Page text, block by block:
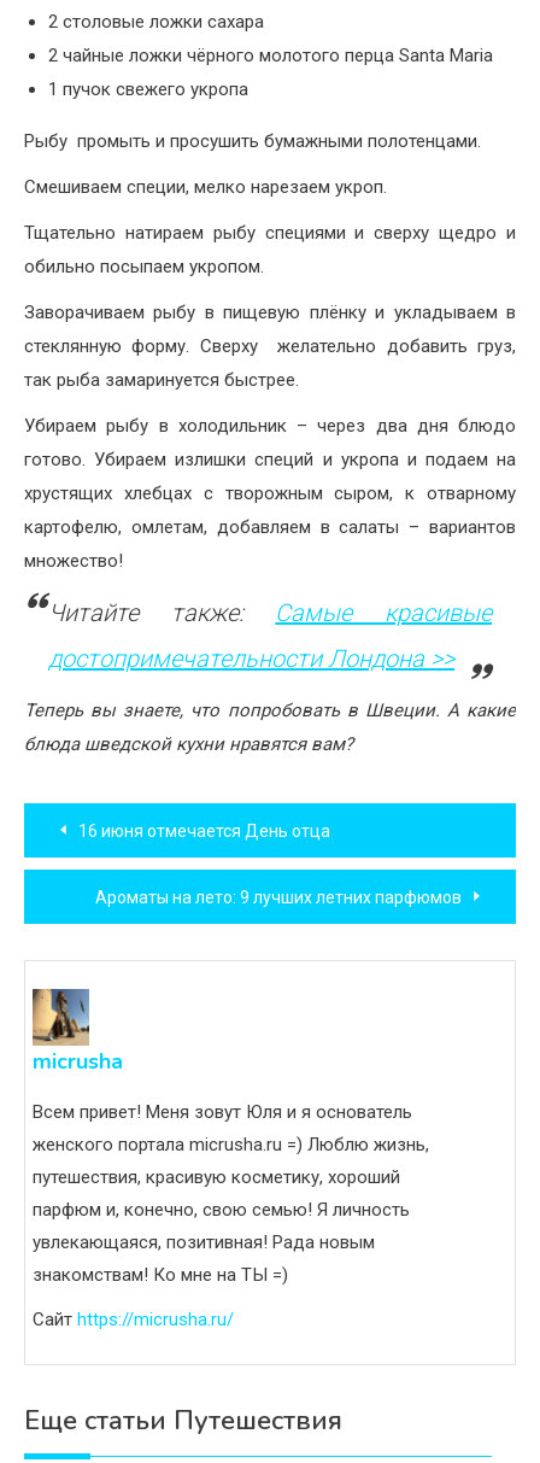
2 столовые ложки сахара
2 чайные ложки чёрного молотого перца Santa Maria
1 пучок свежего укропа
Рыбу промыть и просушить бумажными полотенцами.
Смешиваем специи, мелко нарезаем укроп.
Тщательно натираем рыбу специями и сверху щедро и
обильно посыпаем укропом.
Заворачиваем рыбу в пищевую плёнку и укладываем в
стеклянную форму. Сверху желательно добавить груз,
так рыба замаринуется быстрее.
Убираем рыбу в холодильник – через два дня блюдо
готово. Убираем излишки специй и укропа и подаем на
хрустящих хлебцах с творожным сыром, к отварному
картофелю, омлетам, добавляем в салаты – вариантов
множество!
Читайте также: Самые красивые
достопримечательности Лондона >>
Теперь вы знаете, что попробовать в Швеции. А какие
блюда шведской кухни нравятся вам?
Навигация
по
записям
16 июня отмечается День отца
Ароматы на лето: 9 лучших летних парфюмов
micrusha
Всем привет! Меня зовут Юля и я основатель
женского портала micrusha.ru =) Люблю жизнь,
путешествия, красивую косметику, хороший
парфюм и, конечно, свою семью! Я личность
увлекающаяся, позитивная! Рада новым
знакомствам! Ко мне на ТЫ =)
Сайт https://micrusha.ru/
Еще статьи Путешествия